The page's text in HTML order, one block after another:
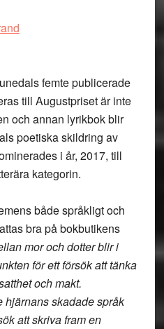
femte publicerade
till Augustpriset är inte
och annan lyrikbok blir
poetiska skildring av
i år, 2017, till
kategorin.
både språkligt och
bra på bokbutikens
mor och dotter blir i
för ett försök att tänka
och makt.
hjärnans skadade språk
att skriva fram en